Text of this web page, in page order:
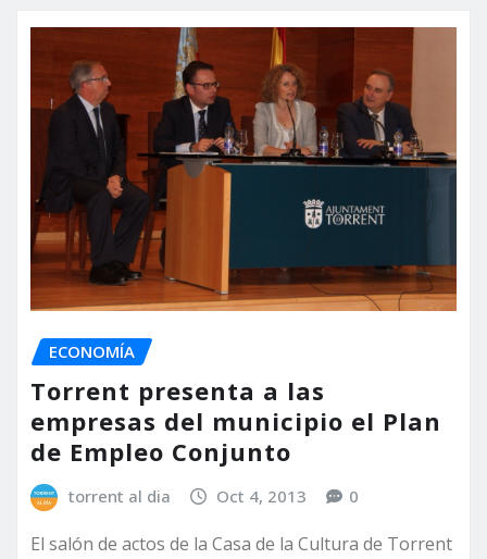
ECONOMÍA
Torrent presenta a las
empresas del municipio el Plan
de Empleo Conjunto
torrent al dia Oct 4, 2013 0
El salón de actos de la Casa de la Cultura de Torrent